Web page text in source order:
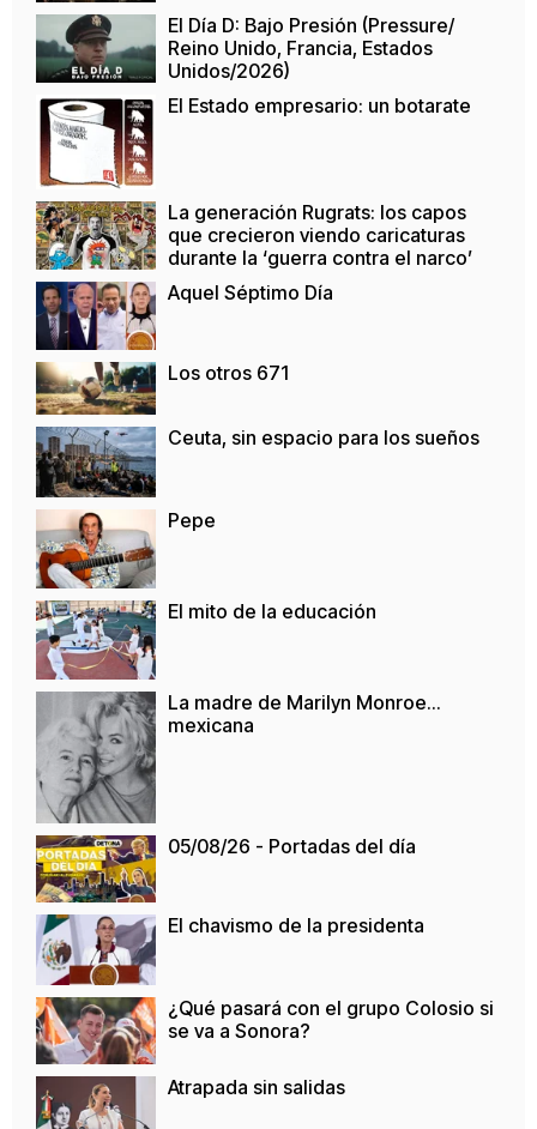
El Día D: Bajo Presión (Pressure/
Reino Unido, Francia, Estados
Unidos/2026)
El Estado empresario: un botarate
La generación Rugrats: los capos
que crecieron viendo caricaturas
durante la ‘guerra contra el narco’
Aquel Séptimo Día
Los otros 671
Ceuta, sin espacio para los sueños
Pepe
El mito de la educación
La madre de Marilyn Monroe…
mexicana
05/08/26 - Portadas del día
El chavismo de la presidenta
¿Qué pasará con el grupo Colosio si
se va a Sonora?
Atrapada sin salidas